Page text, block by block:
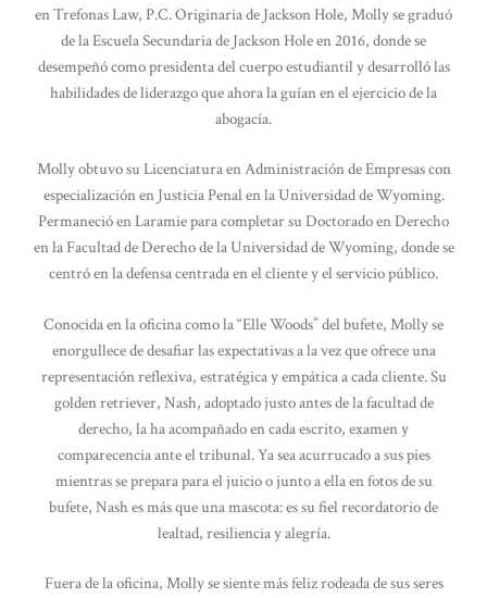
en Trefonas Law, P.C. Originaria de Jackson Hole, Molly se graduó
de la Escuela Secundaria de Jackson Hole en 2016, donde se
desempeñó como presidenta del cuerpo estudiantil y desarrolló las
habilidades de liderazgo que ahora la guían en el ejercicio de la
abogacía.
Molly obtuvo su Licenciatura en Administración de Empresas con
especialización en Justicia Penal en la Universidad de Wyoming.
Permaneció en Laramie para completar su Doctorado en Derecho
en la Facultad de Derecho de la Universidad de Wyoming, donde se
centró en la defensa centrada en el cliente y el servicio público.
Conocida en la oficina como la “Elle Woods” del bufete, Molly se
enorgullece de desafiar las expectativas a la vez que ofrece una
representación reflexiva, estratégica y empática a cada cliente. Su
golden retriever, Nash, adoptado justo antes de la facultad de
derecho, la ha acompañado en cada escrito, examen y
comparecencia ante el tribunal. Ya sea acurrucado a sus pies
mientras se prepara para el juicio o junto a ella en fotos de su
bufete, Nash es más que una mascota: es su fiel recordatorio de
lealtad, resiliencia y alegría.
Fuera de la oficina, Molly se siente más feliz rodeada de sus seres